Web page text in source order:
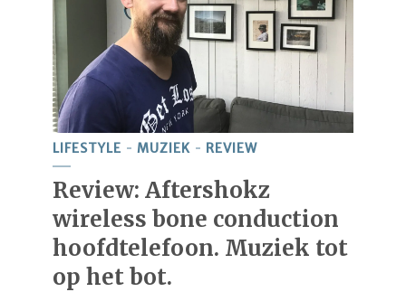
LIFESTYLE MUZIEK REVIEW
Review: Aftershokz
wireless bone conduction
hoofdtelefoon. Muziek tot
op het bot.